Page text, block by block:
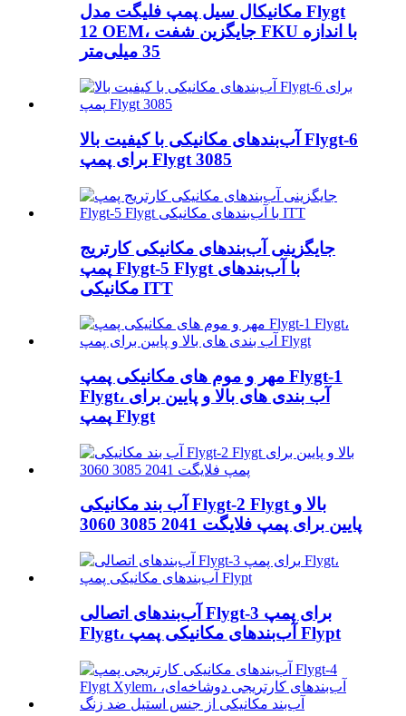
مکانیکال سیل پمپ فلیگت مدل Flygt
12 OEM، جایگزین شفت FKU با اندازه
35 میلی‌متر
آب‌بندهای مکانیکی با کیفیت بالا Flygt-6
برای پمپ Flygt 3085
جایگزینی آب‌بندهای مکانیکی کارتریج
پمپ Flygt-5 Flygt با آب‌بندهای
مکانیکی ITT
مهر و موم های مکانیکی پمپ Flygt-1
Flygt، آب بندی های بالا و پایین برای
پمپ Flygt
آب بند مکانیکی Flygt-2 Flygt بالا و
پایین برای پمپ فلایگت 2041 3085 3060
آب‌بندهای اتصالی Flygt-3 برای پمپ
Flygt، آب‌بندهای مکانیکی پمپ Flypt